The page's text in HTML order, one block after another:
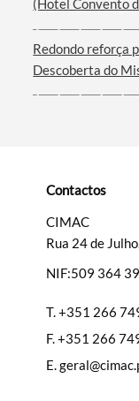
(Hotel Convento
Redondo reforça
Descoberta do
Contactos
CIMAC
Rua 24 de
NIF:509 364
T.+351 266
F.+351 266
E.